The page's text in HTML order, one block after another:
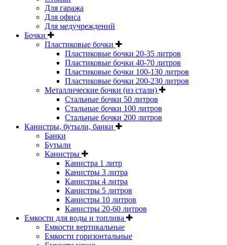
Для гаража
Для офиса
Для медучреждений
Бочки
Пластиковые бочки
Пластиковые бочки 20-35 литров
Пластиковые бочки 40-70 литров
Пластиковые бочки 100-130 литров
Пластиковые бочки 200-230 литров
Металлические бочки (из стали)
Стальные бочки 50 литров
Стальные бочки 100 литров
Стальные бочки 200 литров
Канистры, бутыли, банки
Банки
Бутыли
Канистры
Канистра 1 литр
Канистры 3 литра
Канистры 4 литра
Канистры 5 литров
Канистры 10 литров
Канистры 20-60 литров
Емкости для воды и топлива
Емкости вертикальные
Емкости горизонтальные